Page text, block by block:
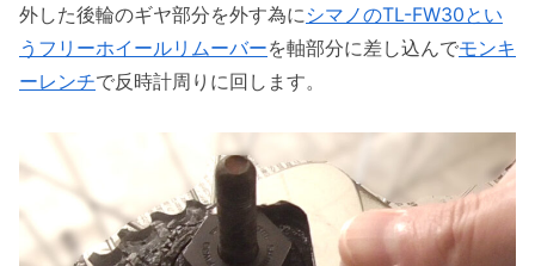
外した後輪のギヤ部分を外す為に シマノのTL-FW30とい
うフリーホイールリムーバーを軸部分に差し込んでモンキ
ーレンチで反時計周りに回します。